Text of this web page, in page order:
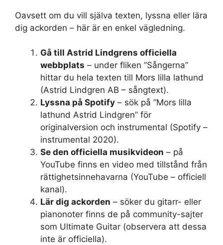
Oavsett om du vill själva texten, lyssna eller lära
dig ackorden – här är en enkel vägledning.
Gå till Astrid Lindgrens officiella
webbplats – under fliken ”Sångerna”
hittar du hela texten till Mors lilla lathund
(Astrid Lindgren AB – sångtext).
Lyssna på Spotify – sök på ”Mors lilla
lathund Astrid Lindgren” för
originalversion och instrumental (Spotify –
instrumental 2020).
Se den officiella musikvideon – på
YouTube finns en video med tillstånd från
rättighetsinnehavarna (YouTube – officiell
kanal).
Lär dig ackorden – söker du gitarr- eller
pianonoter finns de på community-sajter
som Ultimate Guitar (observera att dessa
inte är officiella).